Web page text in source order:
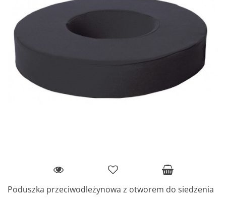
Poduszka przeciwodleżynowa z otworem do siedzenia